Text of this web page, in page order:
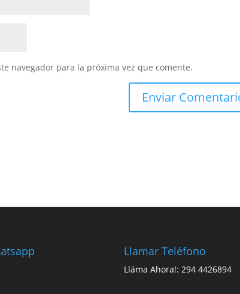
navegador para la próxima vez que comente.
Llamar Teléfono
Lláma Ahora!: 294 4426894